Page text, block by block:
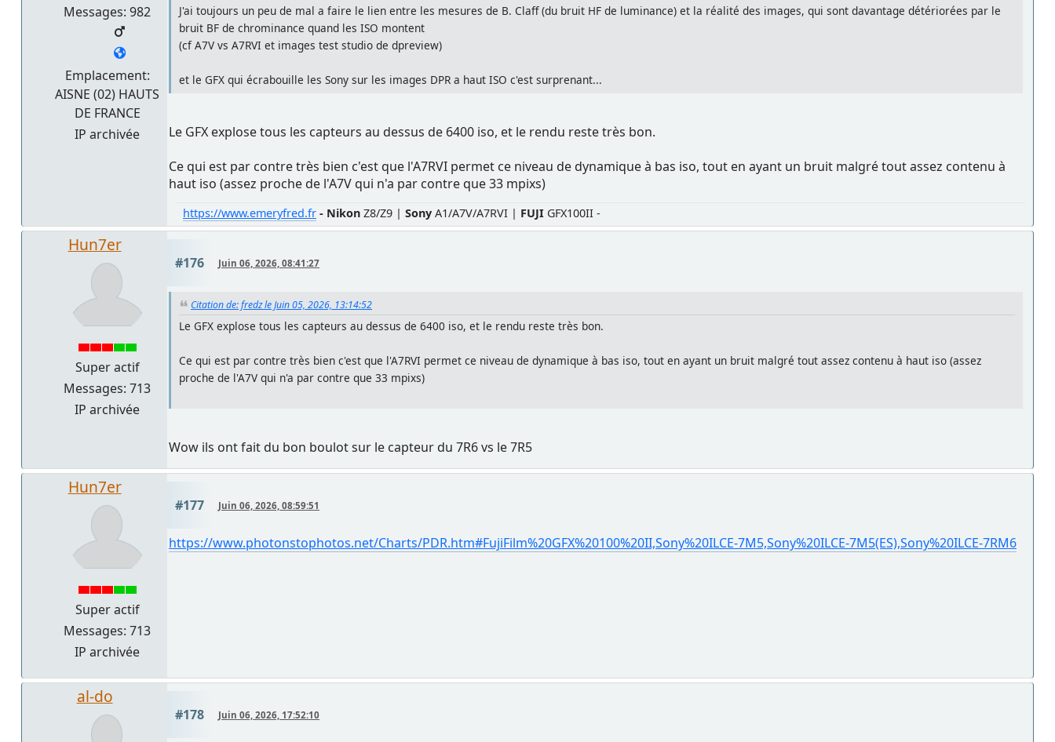
Messages: 982
Emplacement:
AISNE (02) HAUTS
DE FRANCE
IP archivée
J'ai toujours un peu de mal a faire le lien entre les mesures de B. Claff (du bruit HF de luminance) et la réalité des images, qui sont davantage détériorées par le
bruit BF de chrominance quand les ISO montent
(cf A7V vs A7RVI et images test studio de dpreview)
et le GFX qui écrabouille les Sony sur les images DPR a haut ISO c'est surprenant...
Le GFX explose tous les capteurs au dessus de 6400 iso, et le rendu reste très bon.
Ce qui est par contre très bien c'est que l'A7RVI permet ce niveau de dynamique à bas iso, tout en ayant un bruit malgré tout assez contenu à
haut iso (assez proche de l'A7V qui n'a par contre que 33 mpixs)
https://www.emeryfred.fr - Nikon Z8/Z9 | Sony A1/A7V/A7RVI | FUJI GFX100II -
Hun7er
Super actif
Messages: 713
IP archivée
#176 Juin 06, 2026, 08:41:27
Citation de: fredz le Juin 05, 2026, 13:14:52
Le GFX explose tous les capteurs au dessus de 6400 iso, et le rendu reste très bon.
Ce qui est par contre très bien c'est que l'A7RVI permet ce niveau de dynamique à bas iso, tout en ayant un bruit malgré tout assez contenu à haut iso (assez
proche de l'A7V qui n'a par contre que 33 mpixs)
Wow ils ont fait du bon boulot sur le capteur du 7R6 vs le 7R5
Hun7er
Super actif
Messages: 713
IP archivée
#177 Juin 06, 2026, 08:59:51
https://www.photonstophotos.net/Charts/PDR.htm#FujiFilm%20GFX%20100%20II,Sony%20ILCE-7M5,Sony%20ILCE-7M5(ES),Sony%20ILCE-7RM6
al-do
#178 Juin 06, 2026, 17:52:10